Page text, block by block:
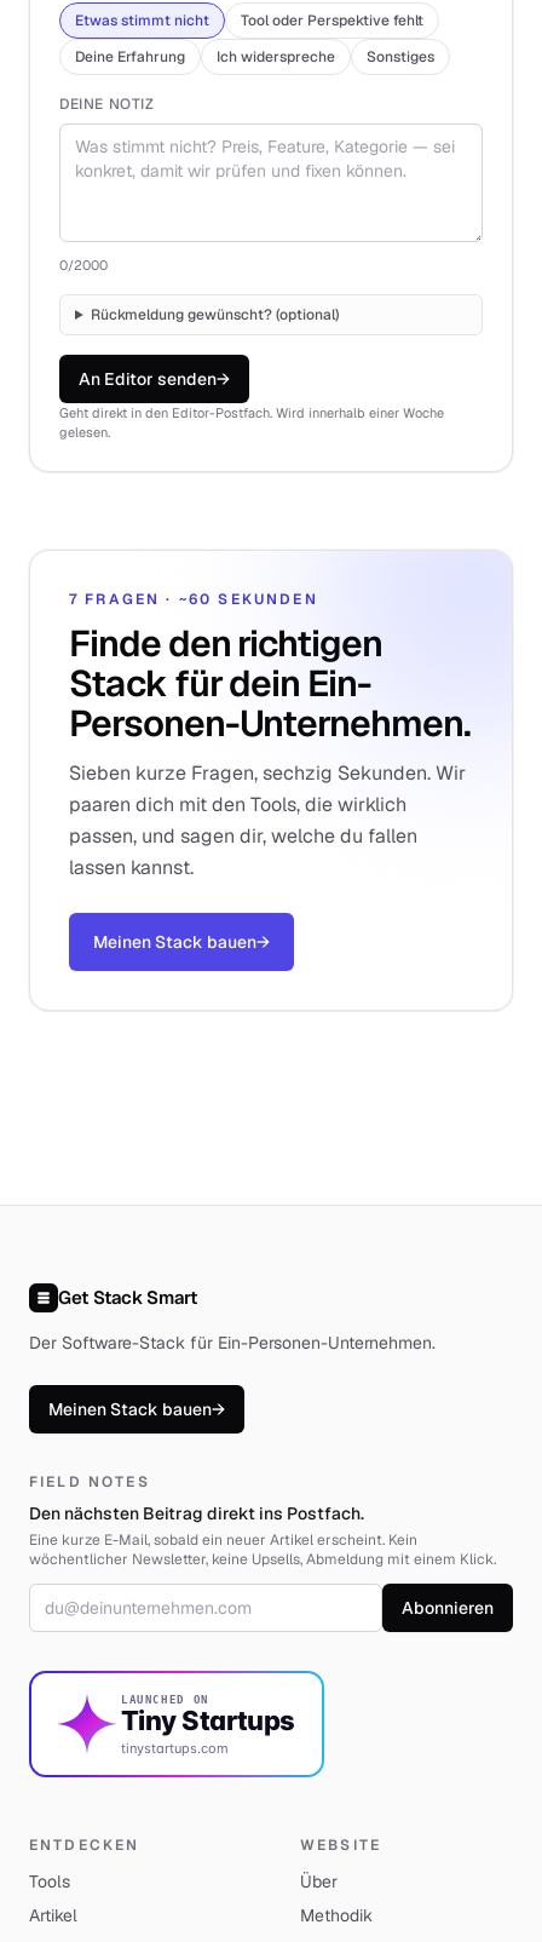
Etwas stimmt nicht
Tool oder Perspektive fehlt
Deine Erfahrung
Ich widerspreche Sonstiges
DEINE NOTIZ
0/2000
Rückmeldung gewünscht? (optional)
An Editor senden→
Geht direkt in den Editor-Postfach. Wird innerhalb einer Woche
gelesen.
7 FRAGEN · ~60 SEKUNDEN
Finde den richtigen
Stack für dein Ein-
Personen-Unternehmen.
Sieben kurze Fragen, sechzig Sekunden. Wir
paaren dich mit den Tools, die wirklich
passen, und sagen dir, welche du fallen
lassen kannst.
Meinen Stack bauen→
Get Stack Smart
Der Software-Stack für Ein-Personen-Unternehmen.
Meinen Stack bauen→
FIELD NOTES
Den nächsten Beitrag direkt ins Postfach.
Eine kurze E-Mail, sobald ein neuer Artikel erscheint. Kein
wöchentlicher Newsletter, keine Upsells, Abmeldung mit einem Klick.
E-Mail-Adresse Abonnieren
LAUNCHED ON
Tiny Startups
tinystartups.com
ENTDECKEN
Tools
Artikel
WEBSITE
Über
Methodik